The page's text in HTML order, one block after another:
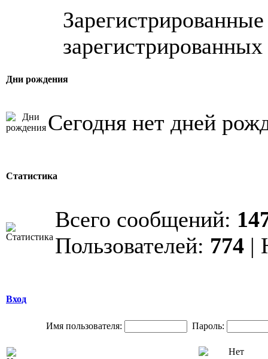
зарегистрированных
Дни рождения
Сегодня нет дней
Статистика
Всего сообщений:
Пользователей: 774 |
Вход
Имя пользователя: Пароль: